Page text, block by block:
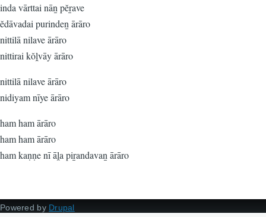
inda vārttai nāṉ pĕṟave
ĕdāvadai purindeṉ ārāro
nittilā nilave ārāro
nittirai kŏḽvāy ārāro
nittilā nilave ārāro
nidiyam nīye ārāro
ham ham ārāro
ham ham ārāro
ham kaṇṇe nī āḽa piṟandavaṉ ārāro
Powered by Drupal